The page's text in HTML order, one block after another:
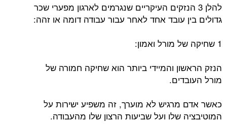
להלן 3 הנזקים העיקריים שנגרמים לארגון מפערי שכר
גדולים בין עובד אחד לאחר עבור עבודה דומה או זהה:
1 שחיקה של מורל ואמון:
הנזק הראשון והמיידי ביותר הוא שחיקה חמורה של
מורל העובדים.
כאשר אדם מרגיש לא מוערך, זה משפיע ישירות על
המוטיבציה שלו ועל שביעות הרצון שלו מהעבודה.